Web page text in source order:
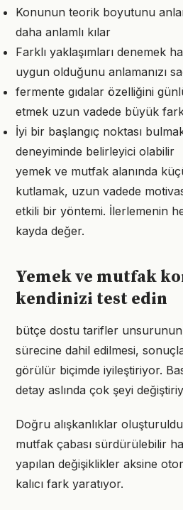
Konunun teorik boyutunu
daha anlamlı kılar
Farklı yaklaşımları denemek
uygun olduğunu anlamanızı
fermente gıdalar özelliğini
etmek uzun vadede büyük
İyi bir başlangıç noktası
deneyiminde belirleyici olabilir
yemek ve mutfak alanında
kutlamak, uzun vadede
etkili bir yöntemi. İlerlemenin
kayda değer.
Yemek ve mutfak
kendinizi test edin
bütçe dostu tarifler
sürecine dahil edilmesi,
görülür biçimde iyileştiriyor.
detay aslında çok şeyi
Doğru alışkanlıklar
mutfak çabası sürdürülebilir
yapılan değişiklikler aksine
kalıcı fark yaratıyor.